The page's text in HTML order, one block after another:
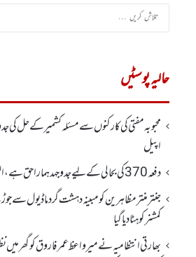
حالیہ پوسٹیں
محبوبہ مفتی کی کارکنوں سے مسئلہ کشمیر کے حل کی
اپیل
دفعہ370کی بحالی کے لیے جدوجہد ہمارا حق ہے، التجا مفتی
جنتر منتر مظاہرین کو مبینہ دہشت گرد ماڈیول سے
کمشنر کو ہٹا دیاگیا
بھارتی انتظامیہ نے میر واعظ عمر فاروق کو گھر میں